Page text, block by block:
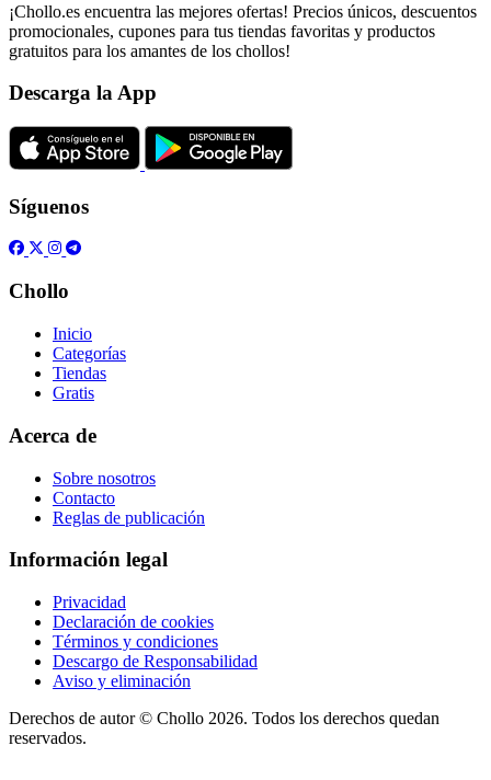
¡Chollo.es encuentra las mejores ofertas! Precios únicos, descuentos
promocionales, cupones para tus tiendas favoritas y productos
gratuitos para los amantes de los chollos!
Descarga la App
Síguenos
Chollo
Inicio
Categorías
Tiendas
Gratis
Acerca de
Sobre nosotros
Contacto
Reglas de publicación
Información legal
Privacidad
Declaración de cookies
Términos y condiciones
Descargo de Responsabilidad
Aviso y eliminación
Derechos de autor © Chollo 2026. Todos los derechos quedan
reservados.